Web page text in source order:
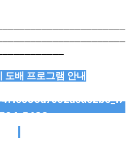
도배 프로그램 안내